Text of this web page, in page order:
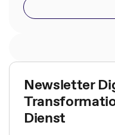
Newsletter
Dienst